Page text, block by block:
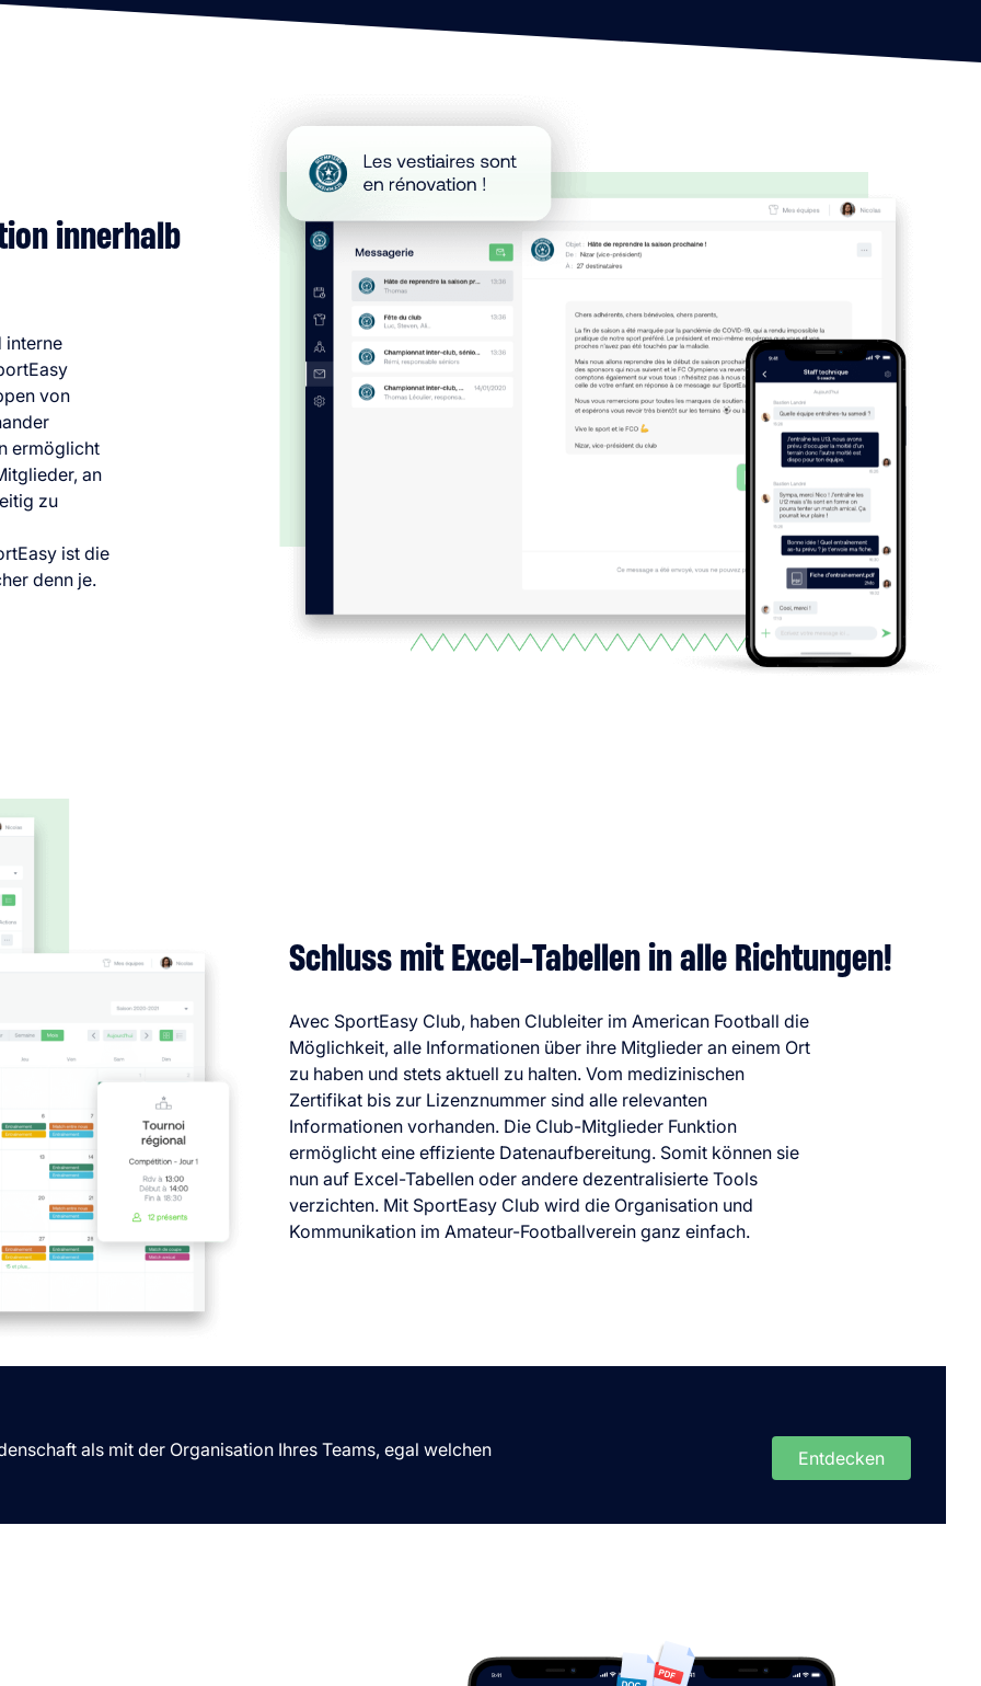
innerhalb
interne
von
ermöglicht
an
zu
ist die
denn je.
Schluss mit Excel-Tabellen in alle Richtungen!
Avec SportEasy Club, haben Clubleiter im American Football die
Möglichkeit, alle Informationen über ihre Mitglieder an einem Ort
zu haben und stets aktuell zu halten. Vom medizinischen
Zertifikat bis zur Lizenznummer sind alle relevanten
Informationen vorhanden. Die Club-Mitglieder Funktion
ermöglicht eine effiziente Datenaufbereitung. Somit können sie
nun auf Excel-Tabellen oder andere dezentralisierte Tools
verzichten. Mit SportEasy Club wird die Organisation und
Kommunikation im Amateur-Footballverein ganz einfach.
als mit der Organisation Ihres Teams, egal welchen Entdecken